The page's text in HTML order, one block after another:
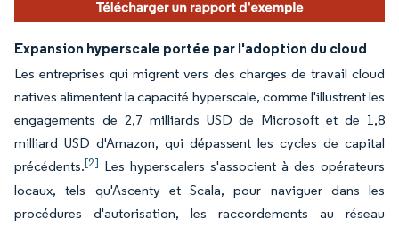
Expansion hyperscale portée par l'adoption du cloud
Les entreprises qui migrent vers des charges de travail cloud
natives alimentent la capacité hyperscale, comme l'illustrent les
engagements de 2,7 milliards USD de Microsoft et de 1,8
milliard USD d'Amazon, qui dépassent les cycles de capital
précédents.[2] Les hyperscalers s'associent à des opérateurs
locaux, tels qu'Ascenty et Scala, pour naviguer dans les
procédures d'autorisation, les raccordements au réseau